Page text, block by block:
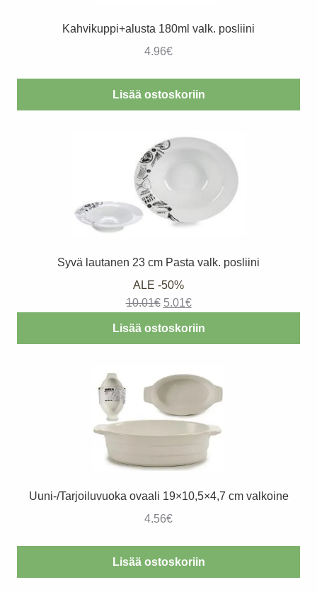
Kahvikuppi+alusta 180ml valk. posliini
4.96€
Lisää ostoskoriin
Syvä lautanen 23 cm Pasta valk. posliini
ALE -50%
10.01€ Alkuperäinen
5.01€Nykyinen
Lisää ostoskoriin
Uuni-/Tarjoiluvuoka ovaali 19×10,5×4,7 cm valkoine
4.56€
Lisää ostoskoriin